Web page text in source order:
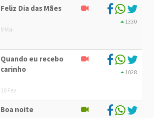
Feliz Dia das Mães
9 Mai
1330
Quando eu recebo
carinho
10 Fev
1028
Boa noite